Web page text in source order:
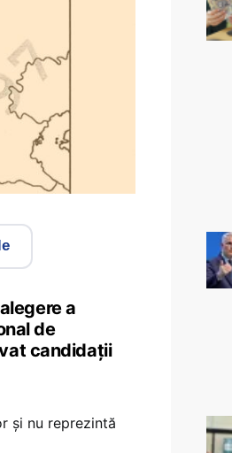
a
de
candidații
și nu reprezintă